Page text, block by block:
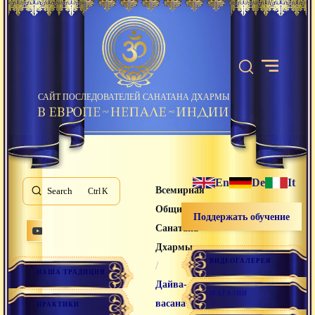
САЙТ ПОСЛЕДОВАТЕЛЕЙ САНАТАНА ДХАРМЫ
Search K
НАША ТРАДИЦИЯ
ПРАКТИКИ
Всемирная
Община
Санатана
Дхармы
/
Дайва-
васана
En De It
Поддержать обучение
ВИДЕОГАЛЕРЕЯ
МАГАЗИН